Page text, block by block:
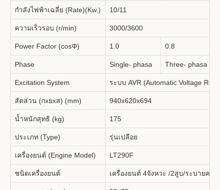
กำลังไฟฟ้าเฉลี่ย (Rate)(Kw.) 10/11
ความเร็วรอบ (r/min) 3000/3600
Power Factor (cosΦ) 1.0 0.8
Phase Single- phasa Three- phasa
Excitation System ระบบ AVR (Automatic Voltage
สัดส่วน (กxยxส) (mm) 940x620x694
น้ำหนักสุทธิ (kg) 175
ประเภท (Type) รุ่นเปลือย
เครื่องยนต์ (Engine Model) LT290F
ชนิดเครื่องยนต์ เครื่องยนต์ 4จังหวะ /2สูบ/ระบายคว